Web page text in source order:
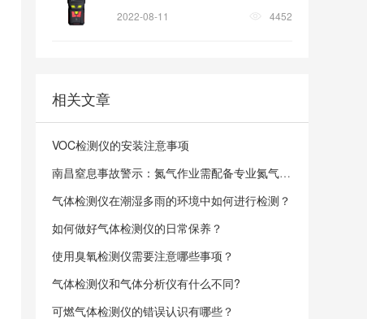
2022-08-11 4452
相关文章
VOC检测仪的安装注意事项
南昌窒息事故警示：氮气作业需配备专业氮气检测仪！-逸云天
气体检测仪在潮湿多雨的环境中如何进行检测？
如何做好气体检测仪的日常保养？
使用臭氧检测仪需要注意哪些事项？
气体检测仪和气体分析仪有什么不同?
可燃气体检测仪的错误认识有哪些？